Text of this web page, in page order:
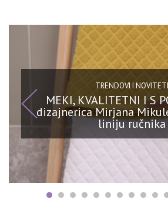
TRENDOVI I NOVITETI
MEKI, KVALITETNI I S
dizajnerica Mirjana
liniju ručnika